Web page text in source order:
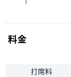
料金
打席料